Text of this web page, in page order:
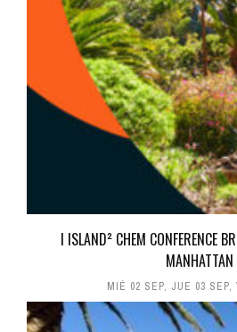
I ISLAND² CHEM CONFERENCE
MANHATTAN
MIÉ 02 SEP, JUE 03 SEP,